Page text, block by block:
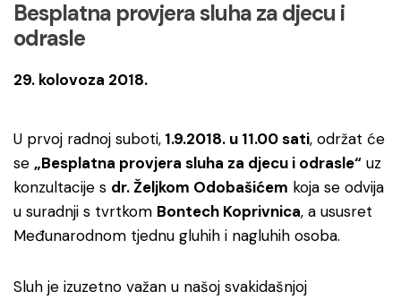
Besplatna provjera sluha za djecu i
odrasle
29. kolovoza 2018.
U prvoj radnoj suboti, 1.9.2018. u 11.00 sati, održat će
se „Besplatna provjera sluha za djecu i odrasle“ uz
konzultacije s dr. Željkom Odobašićem koja se odvija
u suradnji s tvrtkom Bontech Koprivnica, a ususret
Međunarodnom tjednu gluhih i nagluhih osoba.
Sluh je izuzetno važan u našoj svakidašnjoj